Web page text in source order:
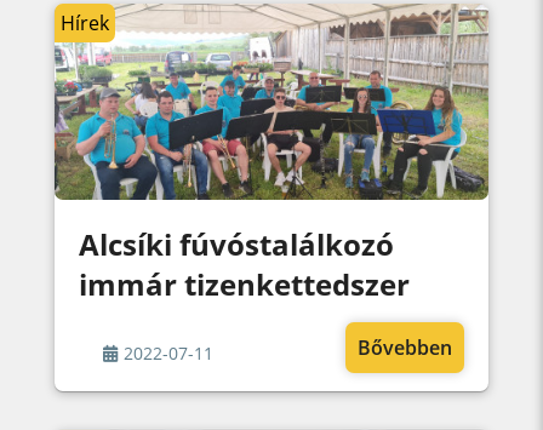
Alcsíki fúvóstalálkozó
immár tizenkettedszer
2022-07-11 Bővebben
Hírek